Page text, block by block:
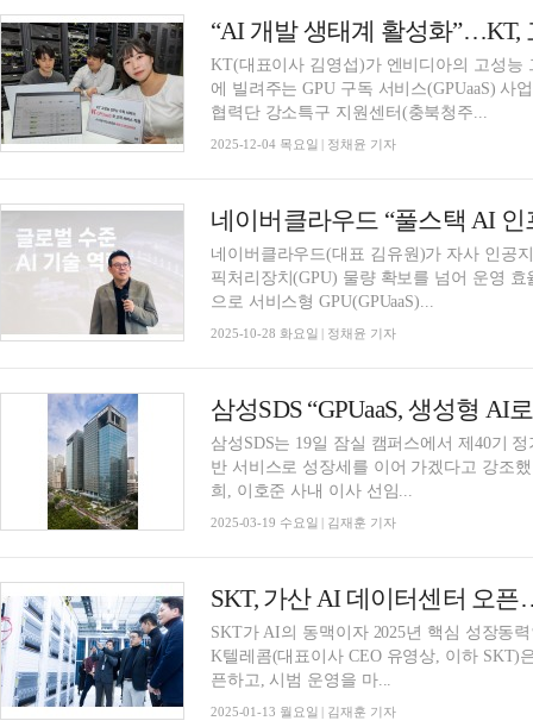
“AI 개발 생태계 활성화”…KT,
KT(대표이사 김영섭)가 엔비디아의 고성능
에 빌려주는 GPU 구독 서비스(GPUaaS)
협력단 강소특구 지원센터(충북청주...
2025-12-04 목요일 | 정채윤 기자
네이버클라우드 “풀스택 AI 인
네이버클라우드(대표 김유원)가 자사 인공
픽처리장치(GPU) 물량 확보를 넘어 운영
으로 서비스형 GPU(GPUaaS)...
2025-10-28 화요일 | 정채윤 기자
삼성SDS “GPUaaS, 생성형 AI
삼성SDS는 19일 잠실 캠퍼스에서 제40기
반 서비스로 성장세를 이어 가겠다고 강조했다. 이날 주주총회에서는 재무제표 승인
희, 이호준 사내 이사 선임...
2025-03-19 수요일 | 김재훈 기자
SKT, 가산 AI 데이터센터 오
SKT가 AI의 동맥이자 2025년 핵심 성장동
K텔레콤(대표이사 CEO 유영상, 이하 SKT)
픈하고, 시범 운영을 마...
2025-01-13 월요일 | 김재훈 기자